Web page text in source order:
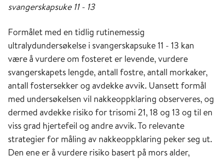
svangerskapsuke 11 - 13
Formålet med en tidlig rutinemessig
ultralydundersøkelse i svangerskapsuke 11 - 13 kan
være å vurdere om fosteret er levende, vurdere
svangerskapets lengde, antall fostre, antall morkaker,
antall fostersekker og avdekke avvik. Uansett formål
med undersøkelsen vil nakkeoppklaring observeres, og
dermed avdekke risiko for trisomi 21, 18 og 13 og til en
viss grad hjertefeil og andre avvik. To relevante
strategier for måling av nakkeoppklaring peker seg ut.
Den ene er å vurdere risiko basert på mors alder,